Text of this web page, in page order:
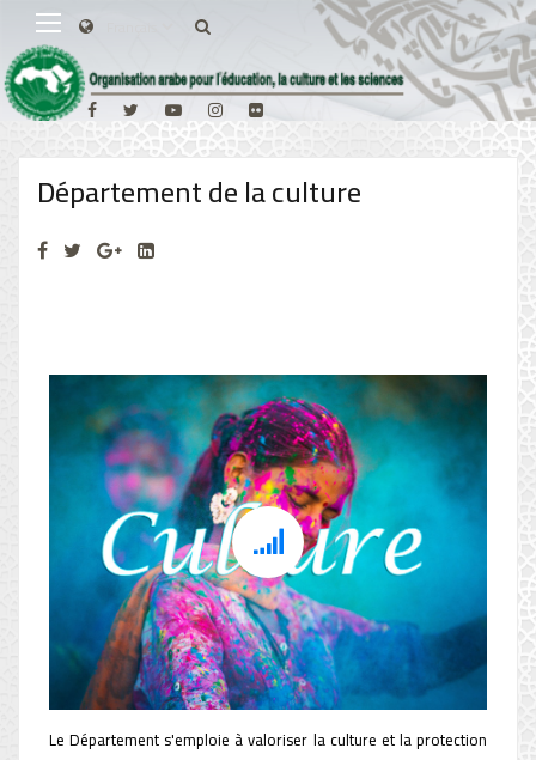
Département de la culture
Département de la culture et
Programme de protection du
patrimoine
Le Département s'emploie à valoriser la culture et la protection